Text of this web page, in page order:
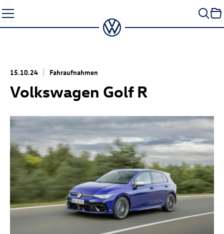
Seiteninhalt
springen
15.10.24 Fahraufnahmen
Volkswagen Golf R